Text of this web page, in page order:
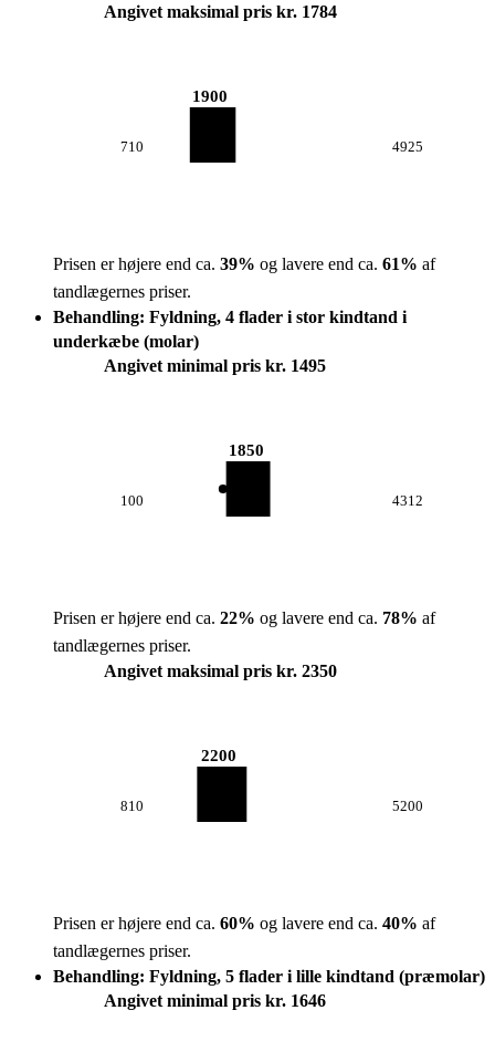
Angivet maksimal pris kr. 1784
710
1900
4925
Prisen er højere end ca. 39% og lavere end ca. 61% af
tandlægernes priser.
Behandling: Fyldning, 4 flader i stor kindtand i
underkæbe (molar)
Angivet minimal pris kr. 1495
100
1850
4312
Prisen er højere end ca. 22% og lavere end ca. 78% af
tandlægernes priser.
Angivet maksimal pris kr. 2350
810
2200
5200
Prisen er højere end ca. 60% og lavere end ca. 40% af
tandlægernes priser.
Behandling: Fyldning, 5 flader i lille kindtand (præmolar)
Angivet minimal pris kr. 1646